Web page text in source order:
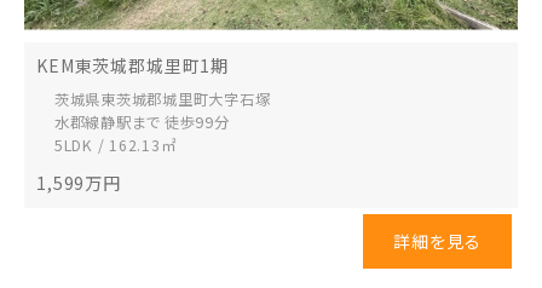
KEM東茨城郡城里町1期
茨城県東茨城郡城里町大字石塚
水郡線静駅まで 徒歩99分
5LDK / 162.13㎡
1,599万円
詳細を見る